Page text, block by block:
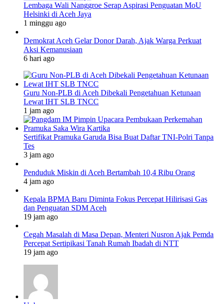
Lembaga Wali Nanggroe Serap Aspirasi Penguatan MoU
Helsinki di Aceh Jaya
1 minggu ago
Demokrat Aceh Gelar Donor Darah, Ajak Warga Perkuat
Aksi Kemanusiaan
6 hari ago
Guru Non-PLB di Aceh Dibekali Pengetahuan Ketunaan
Lewat IHT SLB TNCC
1 jam ago
Sertifikat Pramuka Garuda Bisa Buat Daftar TNI-Polri Tanpa
Tes
3 jam ago
Penduduk Miskin di Aceh Bertambah 10,4 Ribu Orang
4 jam ago
Kepala BPMA Baru Diminta Fokus Percepat Hilirisasi Gas
dan Penguatan SDM Aceh
19 jam ago
Cegah Masalah di Masa Depan, Menteri Nusron Ajak Pemda
Percepat Sertipikasi Tanah Rumah Ibadah di NTT
19 jam ago